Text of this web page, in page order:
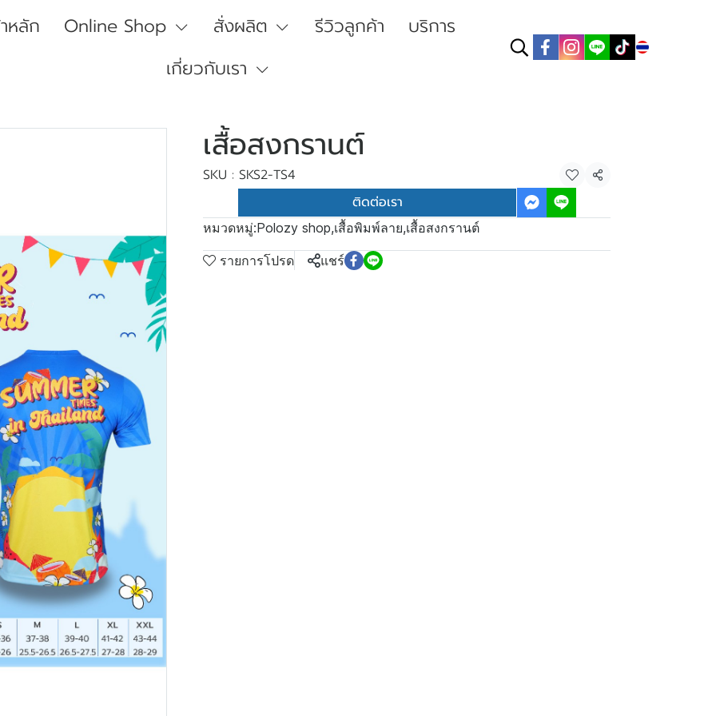
หลัก Online Shop สั่งผลิต รีวิวลูกค้า
บริการ
เกี่ยวกับเรา
เสื้อสงกรานต์
SKU : SKS2-TS4
แชร์
ติดต่อเรา
หมวดหมู่:Polozy shop,เสื้อพิมพ์ลาย,เสื้อสงกรานต์
รายการโปรด แชร์